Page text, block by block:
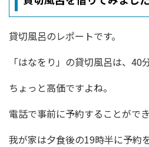
貸切風呂のレポートです。
「はなをり」の貸切風呂は、40
ちょっと高価ですよね。
電話で事前に予約することができ
我が家は夕食後の19時半に予約